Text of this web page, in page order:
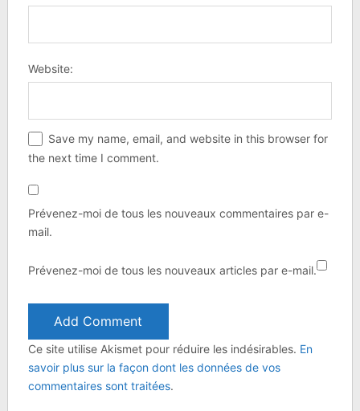
Website:
Save my name, email, and website in this browser for
the next time I comment.
Prévenez-moi de tous les nouveaux commentaires par e-
mail.
Prévenez-moi de tous les nouveaux articles par e-mail.
Ce site utilise Akismet pour réduire les indésirables. En
savoir plus sur la façon dont les données de vos
commentaires sont traitées.